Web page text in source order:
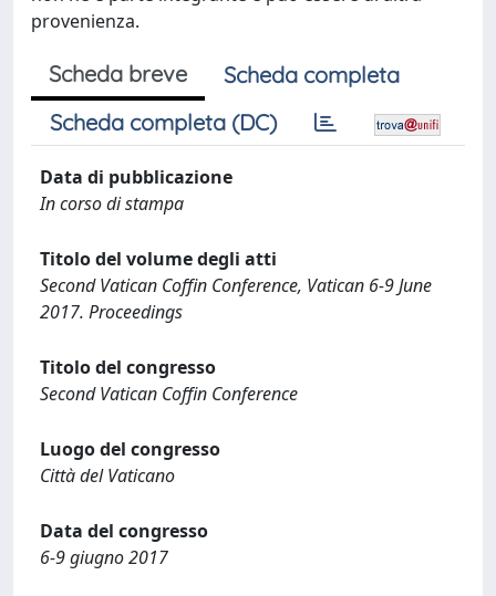
provenienza.
Scheda breve
Scheda completa
Scheda completa (DC)
Data di pubblicazione
In corso di stampa
Titolo del volume degli atti
Second Vatican Coffin Conference, Vatican 6-9 June
2017. Proceedings
Titolo del congresso
Second Vatican Coffin Conference
Luogo del congresso
Città del Vaticano
Data del congresso
6-9 giugno 2017